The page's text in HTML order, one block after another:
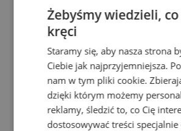
Żebyśmy wiedzieli, co
kręci
Staramy się, aby nasza strona
Ciebie jak najprzyjemniejsza.
nam w tym pliki cookie.
dzięki którym możemy
reklamy, śledzić to, co Cię
dostosowywać treści specjalnie